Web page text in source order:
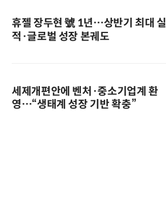
휴젤 장두현 號 1년…상반기 최대 실
적·글로벌 성장 본궤도
세제개편안에 벤처·중소기업계 환
영…“생태계 성장 기반 확충”